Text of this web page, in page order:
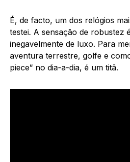
É, de facto, um dos relógios
testei. A sensação de robustez
inegavelmente de luxo. Para
aventura terrestre, golfe e
piece” no dia-a-dia, é um titã.